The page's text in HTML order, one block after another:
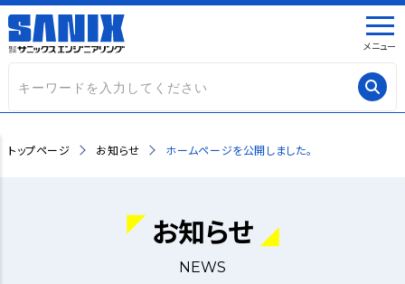
メニュー
トップページ お知らせ ホームページを公開しました。
お知らせ
NEWS